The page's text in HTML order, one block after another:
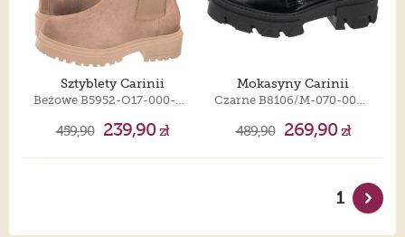
Sztyblety Carinii
459,90 239,90zł
Mokasyny Carinii
Czarne B8106/M-070-000-000-F22
489,90 269,90zł
1